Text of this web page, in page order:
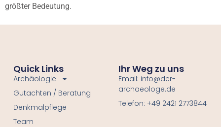
größter Bedeutung.
Quick Links
Archäologie
Gutachten / Beratung
Denkmalpflege
Team
Ihr Weg zu uns
Email: info@der-
archaeologe.de
Telefon: +49 2421 2773844